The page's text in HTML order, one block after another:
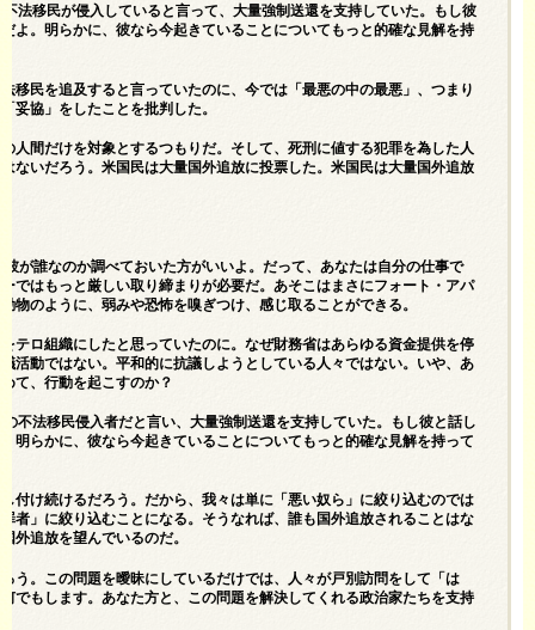
法移民が侵入していると言って、大量強制送還を支持していた。もし彼
よ。明らかに、彼なら今起きていることについてもっと的確な見解を持
移民を追及すると言っていたのに、今では「最悪の中の最悪」、つまり
妥協」をしたことを批判した。
人間だけを対象とするつもりだ。そして、死刑に値する犯罪を為した人
ないだろう。米国民は大量国外追放に投票した。米国民は大量国外追放
が誰なのか調べておいた方がいいよ。だって、あなたは自分の仕事で
ではもっと厳しい取り締まりが必要だ。あそこはまさにフォート・アパ
物のように、弱みや恐怖を嗅ぎつけ、感じ取ることができる。
テロ組織にしたと思っていたのに。なぜ財務省はあらゆる資金提供を停
活動ではない。平和的に抗議しようとしている人々ではない。いや、あ
て、行動を起こすのか？
不法移民侵入者だと言い、大量強制送還を支持していた。もし彼と話し
明らかに、彼なら今起きていることについてもっと的確な見解を持って
付け続けるだろう。だから、我々は単に「悪い奴ら」に絞り込むのでは
者」に絞り込むことになる。そうなれば、誰も国外追放されることはな
外追放を望んでいるのだ。
う。この問題を曖昧にしているだけでは、人々が戸別訪問をして「は
でもします。あなた方と、この問題を解決してくれる政治家たちを支持